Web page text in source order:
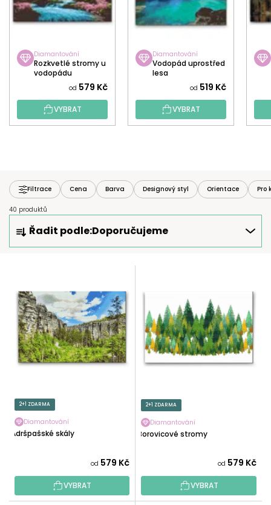
Diamantování
Rozkvetlé stromy u
vodopádu
od 579 Kč
VYBRAT
Diamantování
Vodopád uprostřed
lesa
od 519 Kč
VYBRAT
Filtrace Cena Barva Designový styl Orientace Pro
40 produktů
Z
T
Ů
Řadit podle:Doporučujeme
U
K
T
2+1 ZDARMA
Diamantování
Adršpašské skály
od 579 Kč
VYBRAT
2+1 ZDARMA
Diamantování
Borovicové stromy
od 579 Kč
VYBRAT